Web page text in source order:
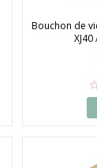
Bouchon de
XJ40